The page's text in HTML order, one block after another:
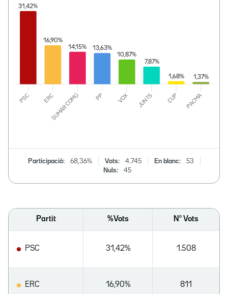
Participació: 68,36% Vots: 4.745 En blanc:
53
Nuls:
45
Partit %Vots Nº Vots
PSC 31,42% 1.508
ERC 16,90% 811